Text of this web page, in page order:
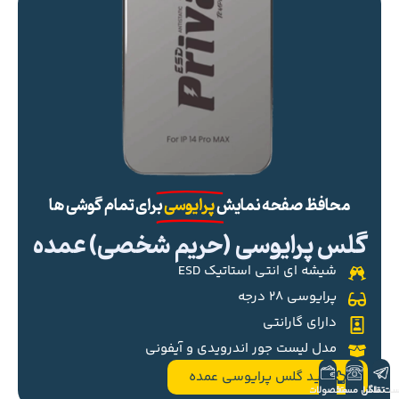
محافظ صفحه نمایشپرایوسیبرای تمام گوشی ها
گلس پرایوسی (حریم شخصی) عمده
شیشه ای انتی استاتیک ESD
پرایوسی ۲۸ درجه
دارای گارانتی
مدل لیست جور اندرویدی و آیفونی
خرید گلس پرایوسی عمده
تلگرام
تماس مستقیم
محصولات